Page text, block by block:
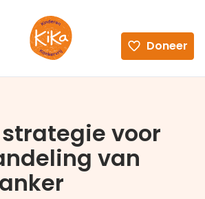
Doneer
voor
van